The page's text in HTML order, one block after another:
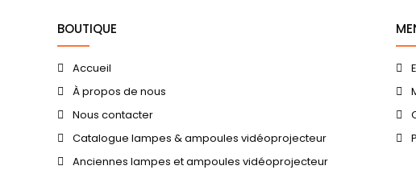
BOUTIQUE
Accueil
À propos de nous
Nous contacter
Catalogue lampes & ampoules vidéoprojecteur
Anciennes lampes et ampoules vidéoprojecteur